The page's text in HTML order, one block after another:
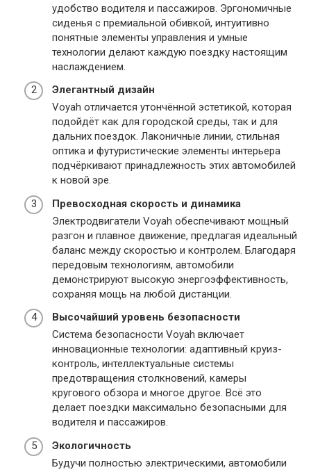
удобство водителя и пассажиров. Эргономичные
сиденья с премиальной обивкой, интуитивно
понятные элементы управления и умные
технологии делают каждую поездку настоящим
наслаждением.
Элегантный дизайн
Voyah отличается утончённой эстетикой, которая
подойдёт как для городской среды, так и для
дальних поездок. Лаконичные линии, стильная
оптика и футуристические элементы интерьера
подчёркивают принадлежность этих автомобилей
к новой эре.
Превосходная скорость и динамика
Электродвигатели Voyah обеспечивают мощный
разгон и плавное движение, предлагая идеальный
баланс между скоростью и контролем. Благодаря
передовым технологиям, автомобили
демонстрируют высокую энергоэффективность,
сохраняя мощь на любой дистанции.
Высочайший уровень безопасности
Система безопасности Voyah включает
инновационные технологии: адаптивный круиз-
контроль, интеллектуальные системы
предотвращения столкновений, камеры
кругового обзора и многое другое. Всё это
делает поездки максимально безопасными для
водителя и пассажиров.
Экологичность
Будучи полностью электрическими, автомобили